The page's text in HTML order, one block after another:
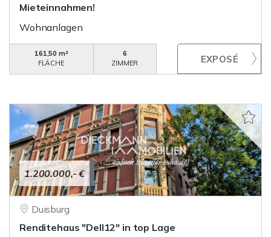
Mieteinnahmen!
Wohnanlagen
161,50 m²
FLÄCHE
6
ZIMMER
1.200.000,- €
Duisburg
Renditehaus "Dell12" in top Lage